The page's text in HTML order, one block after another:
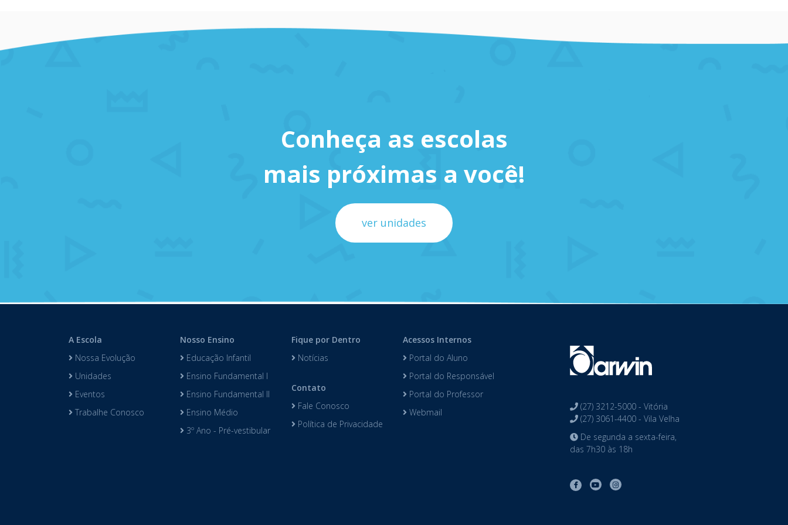
Conheça as escolas
mais próximas a você!
ver unidades
A Escola
Nossa Evolução
Unidades
Eventos
Trabalhe Conosco
Nosso Ensino
Educação Infantil
Ensino Fundamental I
Ensino Fundamental II
Ensino Médio
3º Ano - Pré-vestibular
Fique por Dentro
Notícias
Contato
Fale Conosco
Política de Privacidade
Acessos Internos
Portal do Aluno
Portal do Responsável
Portal do Professor
Webmail
(27) 3212-5000 - Vitória
(27) 3061-4400 - Vila Velha
De segunda a sexta-feira,
das 7h30 às 18h